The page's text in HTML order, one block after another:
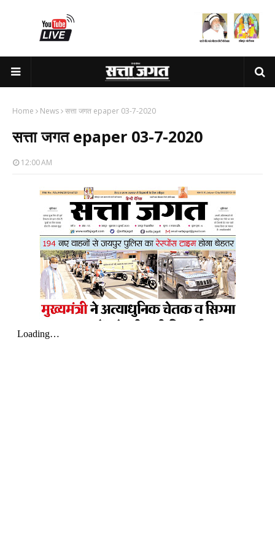
Home News सत्ता जगत epaper 03-7-2020
सत्ता जगत epaper 03-7-2020
12:00 AM